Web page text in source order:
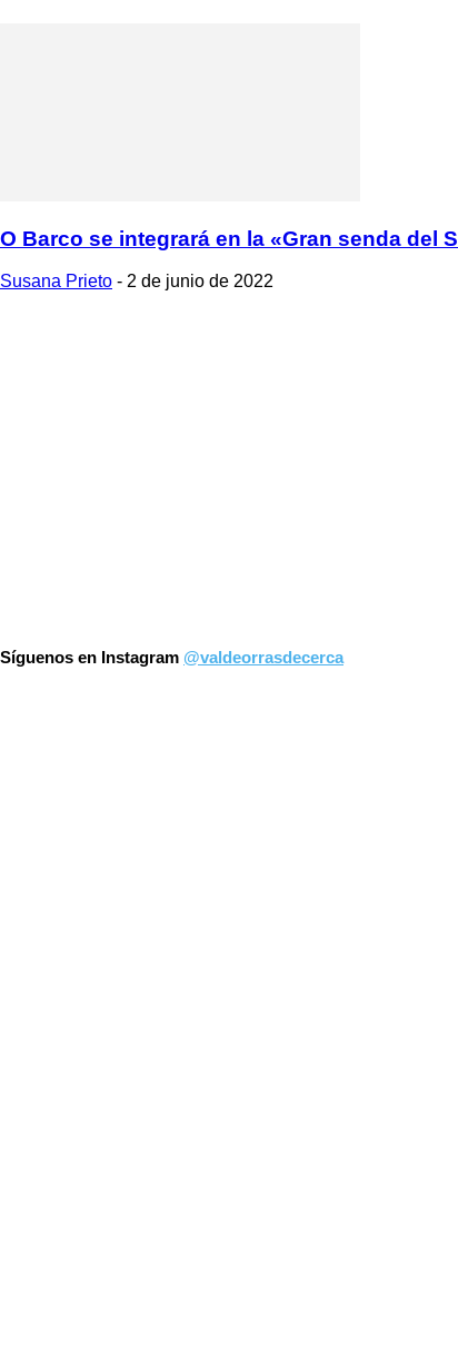
O Barco se integrará en la «Gran senda del
Susana Prieto - 2 de junio de 2022
Síguenos en Instagram @valdeorrasdecerca